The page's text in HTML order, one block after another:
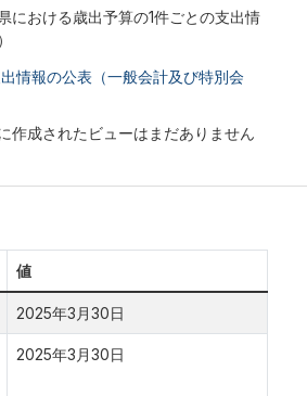
における歳出予算の1件ごとの支出情
情報の公表（一般会計及び特別会
作成されたビューはまだありません
値
2025年3月30日
2025年3月30日